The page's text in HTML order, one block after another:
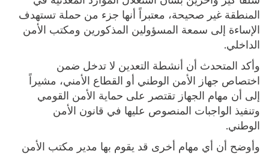
المنطقة غير صحيحة، معتبراً أنها جزء من حملة تستهدف
الإساءة إلى سمعة المسؤولين المذكورين ومكتب الأمن
الداخلي.
وأكد المتحدث أن أنشطة التعدين لا تدخل ضمن
اختصاص جهاز الأمن الوطني أو القطاع الأمني، مشيراً
إلى أن مهام الجهاز تقتصر على حماية الأمن القومي
وتنفيذ الواجبات المنصوص عليها في قانون الأمن
الوطني.
وأوضح أن أي مهام أخرى قد يقوم بها مدير مكتب الأمن